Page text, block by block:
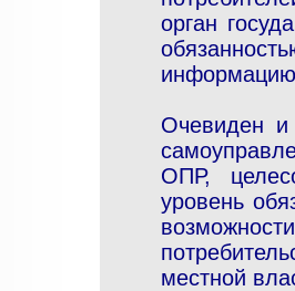
орган
Очевиден и
ОПР,
уровень
местной